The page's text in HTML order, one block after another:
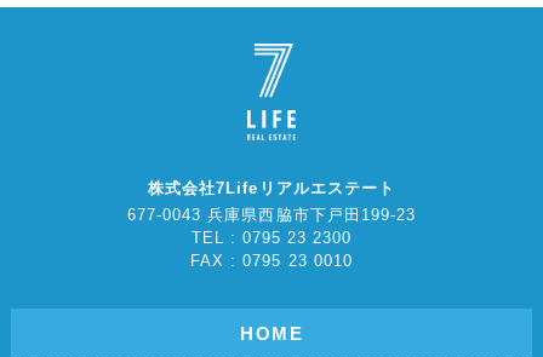
株式会社7Lifeリアルエステート
677-0043 兵庫県西脇市下戸田199-23
TEL : 0795 23 2300
FAX : 0795 23 0010
HOME